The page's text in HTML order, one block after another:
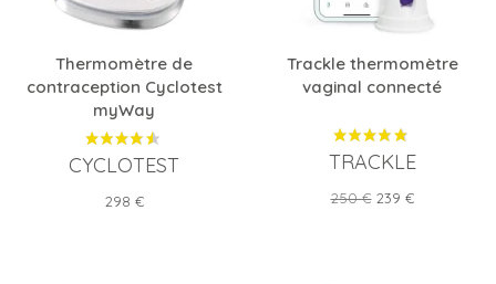
Thermomètre de
contraception Cyclotest
myWay
CYCLOTEST
Prix
298 €
Trackle thermomètre
vaginal connecté
TRACKLE
Prix
250 € Prix
239 €